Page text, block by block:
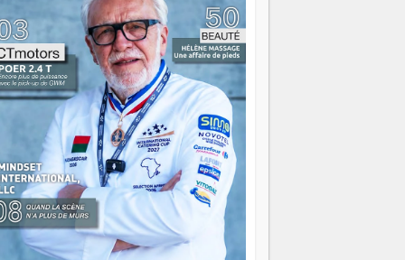
que les aînés entrent en scène — pas
reprendre le gouvernail, mais pour
où sont les récifs. Les jeunes ont la
les vieux ont l'expérience, comme on
Ce n'est pas un combat de générations
une question d'équipage. Partagez
réussites, mais aussi vos échecs. Surtout
échecs, d'ailleurs — ils enseignent
que n'importe quel manuel. À
la barque avance. Il faut juste
que tout le monde rame dans le
sens.
Voir plus